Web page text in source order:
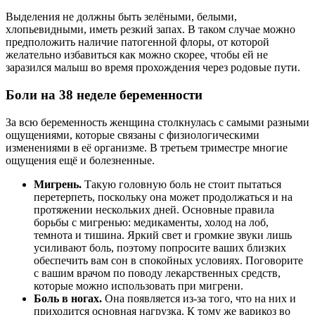
Выделения не должны быть зелёными, белыми,
хлопьевидными, иметь резкий запах. В таком случае можно
предположить наличие патогенной флоры, от которой
желательно избавиться как можно скорее, чтобы ей не
заразился малыш во время прохождения через родовые пути.
Боли на 38 неделе беременности
За всю беременность женщина столкнулась с самыми разными
ощущениями, которые связаны с физиологическими
изменениями в её организме. В третьем триместре многие
ощущения ещё и болезненные.
Мигрень. Такую головную боль не стоит пытаться
перетерпеть, поскольку она может продолжаться и на
протяжении нескольких дней. Основные правила
борьбы с мигренью: медикаменты, холод на лоб,
темнота и тишина. Яркий свет и громкие звуки лишь
усиливают боль, поэтому попросите ваших близких
обеспечить вам сон в спокойных условиях. Поговорите
с вашим врачом по поводу лекарственных средств,
которые можно использовать при мигрени.
Боль в ногах. Она появляется из-за того, что на них и
приходится основная нагрузка. К тому же варикоз во